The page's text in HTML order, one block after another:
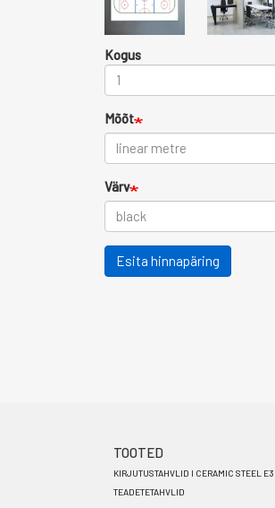
Kogus
Mõõt
Värv
Esita hinnapäring
Footer
menu
TOOTED
KIRJUTUSTAHVLID I CERAMIC STEEL E3
TEADETETAHVLID